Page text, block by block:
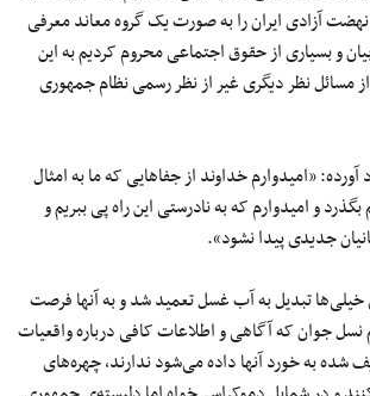
نهضت آزادی ایران را به صورت یک گروه معاند معرفی
بیان و بسیاری از حقوق اجتماعی محروم کردیم به این
مسائل نظر دیگری غیر از نظر رسمی نظام جمهوری
«امیدوارم خداوند از جفاهایی که ما به امثال
و امیدوارم که به نادرستی این راه پی ببریم و
جدیدی پیدا نشود».
سال ۸۸ برای خیلی‌ها تبدیل به آب غسل تعمید شد و به آنها فرصت
جوان که آگاهی و اطلاعات کافی درباره واقعیات
شده به خورد آنها داده می‌شود ندارند، چهره‌های